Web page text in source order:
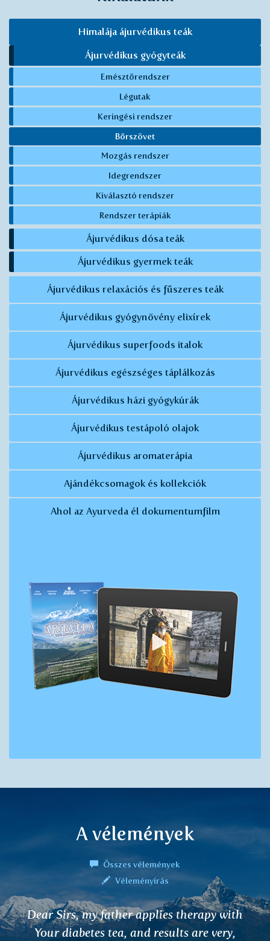
Himalája ájurvédikus teák
Ájurvédikus gyógyteák
Emésztőrendszer
Légutak
Keringési rendszer
Bőrszövet
Mozgás rendszer
Idegrendszer
Kiválasztó rendszer
Rendszer terápiák
Ájurvédikus dósa teák
Ájurvédikus gyermek teák
Ájurvédikus relaxációs és fűszeres teák
Ájurvédikus gyógynövény elixírek
Ájurvédikus superfoods italok
Ájurvédikus egészséges táplálkozás
Ájurvédikus házi gyógykúrák
Ájurvédikus testápoló olajok
Ájurvédikus aromaterápia
Ajándékcsomagok és kollekciók
Ahol az Ayurveda él dokumentumfilm
A vélemények
Összes vélemények
Véleményírás
Jó napot, két hónapja használom az
ARJUNA teát a szívműködésre.